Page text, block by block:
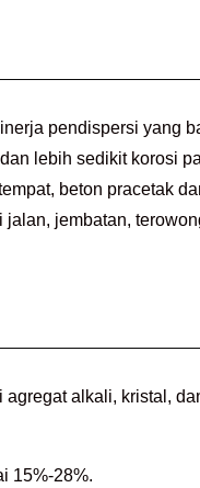
pendispersi yang
lebih sedikit korosi
beton pracetak
jembatan,
alkali, kristal,
15%-28%.